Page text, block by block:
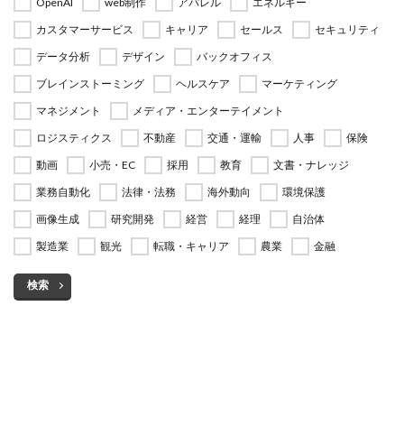
カスタマーサービス
キャリア セールス
セキュリティ
データ分析
デザイン
バックオフィス
ブレインストーミング
ヘルスケア
マーケティング
マネジメント
メディア・エンターテイメント
ロジスティクス
不動産 交通・運輸 人事
保険
動画
小売・EC 採用 教育
文書・ナレッジ
業務自動化
法律・法務 海外動向
環境保護
画像生成
研究開発 経営 経理
自治体
製造業
観光 転職・キャリア 農業 金融
検索